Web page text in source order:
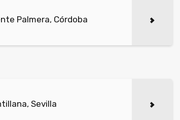
Palmera, Córdoba
Sevilla